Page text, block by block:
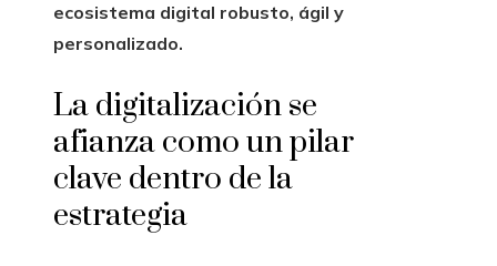
ecosistema digital robusto, ágil y
personalizado.
La digitalización se
afianza como un pilar
clave dentro de la
estrategia